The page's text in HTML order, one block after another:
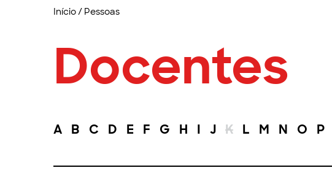
Início/ Pessoas
Docentes
A B C D E F G H I J K L M N O P